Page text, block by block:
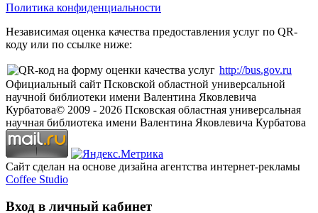
Политика конфиденциальности
Независимая оценка качества предоставления услуг по QR-
коду или по ссылке ниже:
http://bus.gov.ru
Официальный сайт Псковской областной универсальной
научной библиотеки имени Валентина Яковлевича
Курбатова© 2009 - 2026 Псковская областная универсальная
научная библиотека имени Валентина Яковлевича Курбатова
Сайт сделан на основе дизайна агентства интернет-рекламы
Coffee Studio
Вход в личный кабинет